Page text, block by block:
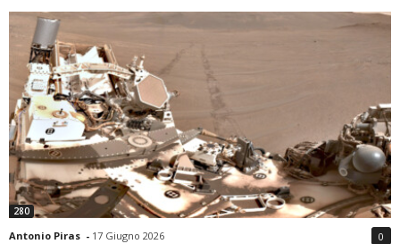
280
Antonio Piras - 17 Giugno 2026 0